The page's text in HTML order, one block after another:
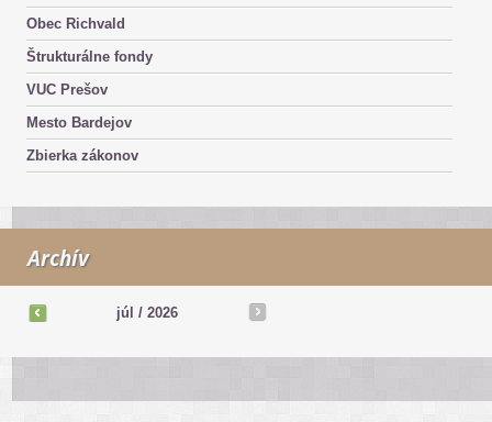
Obec Richvald
Štrukturálne fondy
VUC Prešov
Mesto Bardejov
Zbierka zákonov
Archív
júl / 2026